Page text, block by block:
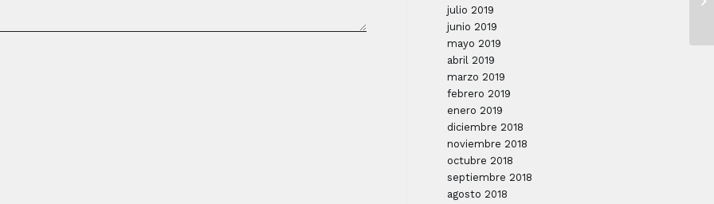
julio 2019
junio 2019
mayo 2019
abril 2019
marzo 2019
febrero 2019
enero 2019
diciembre 2018
noviembre 2018
octubre 2018
septiembre 2018
agosto 2018